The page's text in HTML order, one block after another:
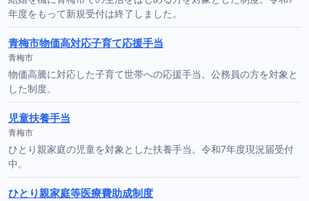
年度をもって新規受付は終了しました。
青梅市物価高対応子育て応援手当
青梅市
物価高騰に対応した子育て世帯への応援手当。公務員の方を対象と
した制度。
児童扶養手当
青梅市
ひとり親家庭の児童を対象とした扶養手当。令和7年度現況届受付
中。
ひとり親家庭等医療費助成制度